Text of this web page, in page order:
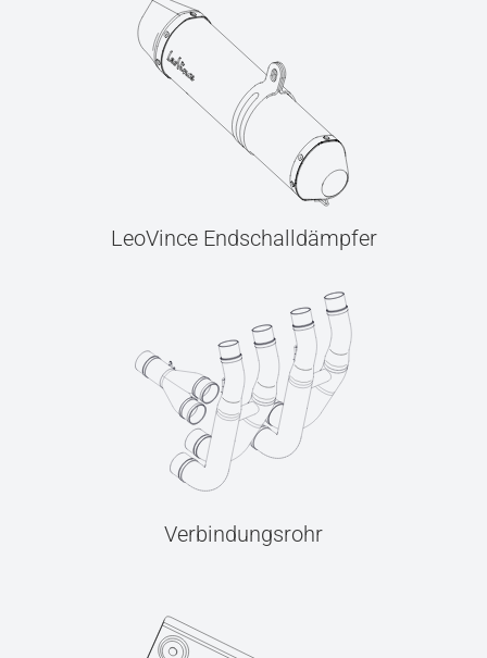
LeoVince Endschalldämpfer
Verbindungsrohr